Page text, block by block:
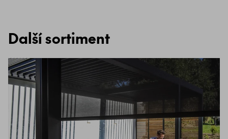
Další sortiment